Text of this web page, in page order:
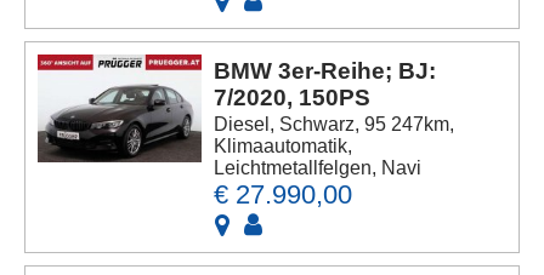
BMW 3er-Reihe; BJ:
7/2020, 150PS
Diesel, Schwarz, 95 247km,
Klimaautomatik,
Leichtmetallfelgen, Navi
€ 27.990,00